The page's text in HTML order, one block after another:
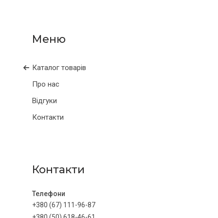
Каталог товарів
Про нас
Відгуки
Контакти
Контакти
+380 (67) 111-96-87